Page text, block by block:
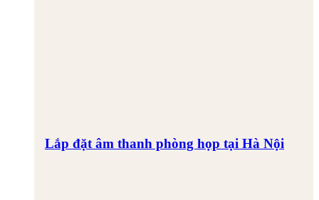
Lắp đặt âm thanh phòng họp tại Hà Nội